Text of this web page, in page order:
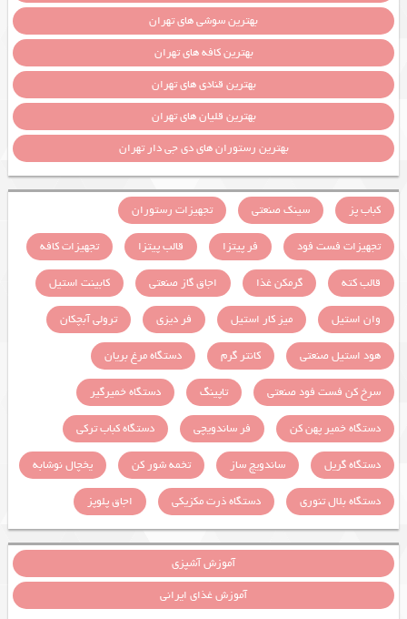
بهترین سوشی های تهران
بهترین کافه های تهران
بهترین قنادی های تهران
بهترین قلیان های تهران
بهترین رستوران های دی جی دار تهران
کباب پز سینک صنعتی
تجهیزات رستوران
تجهیزات فست فود
فر پیتزا قالب پیتزا
تجهیزات کافه
قالب کته
گرمکن غذا اجاق گاز صنعتی
کابینت استیل
وان استیل
میز کار استیل فر دیزی
ترولی آبچکان
هود استیل صنعتی
کانتر گرم
دستگاه مرغ بریان
سرخ کن فست فود صنعتی
تاپینگ
دستگاه خمیرگیر
دستگاه خمیر پهن کن
فر ساندویچی
دستگاه کباب ترکی
دستگاه گریل
ساندویچ ساز تخمه شور کن
یخچال نوشابه
دستگاه بلال تنوری
دستگاه ذرت مکزیکی اجاق پلوپز
آموزش آشپزی
آموزش غذای ایرانی